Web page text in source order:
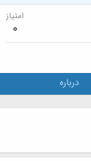
امتیاز
0
درباره